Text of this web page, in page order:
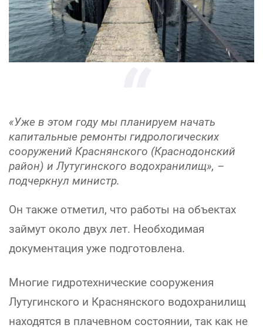
«Уже в этом году мы планируем начать
капитальные ремонты гидрологических
сооружений Краснянского (Краснодонский
район) и Лутугинского водохранилищ», –
подчеркнул министр.
Он также отметил, что работы на объектах
займут около двух лет. Необходимая
документация уже подготовлена.
Многие гидротехнические сооружения
Лутугинского и Краснянского водохранилищ
находятся в плачевном состоянии, так как не